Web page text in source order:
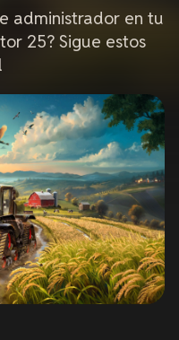
administrador en tu
25? Sigue estos